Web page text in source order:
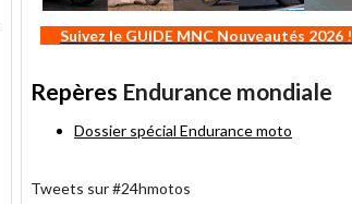
Suivez le GUIDE MNC Nouveautés 2026 !
Repères Endurance mondiale
Dossier spécial Endurance moto
Tweets sur #24hmotos